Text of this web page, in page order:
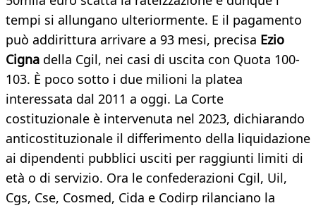
tempi si allungano ulteriormente. E il pagamento
può addirittura arrivare a 93 mesi, precisa Ezio
Cigna della Cgil, nei casi di uscita con Quota 100-
103. È poco sotto i due milioni la platea
interessata dal 2011 a oggi. La Corte
costituzionale è intervenuta nel 2023, dichiarando
anticostituzionale il differimento della liquidazione
ai dipendenti pubblici usciti per raggiunti limiti di
età o di servizio. Ora le confederazioni Cgil, Uil,
Cgs, Cse, Cosmed, Cida e Codirp rilanciano la